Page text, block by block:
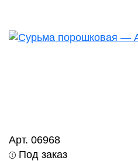
Арт. 06968
Под заказ